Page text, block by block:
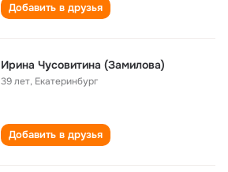
Добавить в друзья
Ирина Чусовитина (Замилова)
39 лет, Екатеринбург
Добавить в друзья